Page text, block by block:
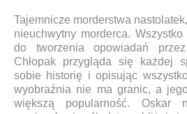
Tajemnicze morderstwa
nieuchwytny morderca.
do tworzenia opowiadań
Chłopak przygląda się każdej
sobie historię i opisując
wyobraźnia nie ma granic, a
większą popularność. Oskar